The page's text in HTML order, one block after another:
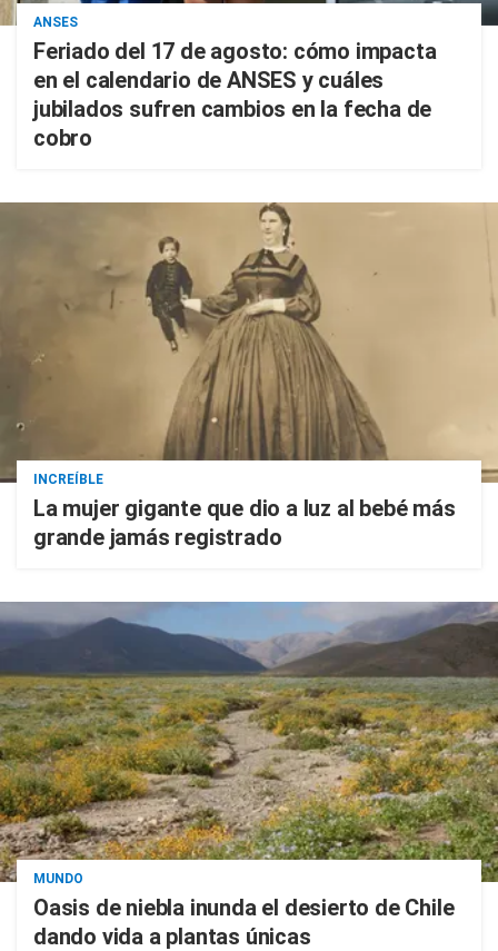
ANSES
Feriado del 17 de agosto: cómo impacta
en el calendario de ANSES y cuáles
jubilados sufren cambios en la fecha de
cobro
INCREÍBLE
La mujer gigante que dio a luz al bebé más
grande jamás registrado
MUNDO
Oasis de niebla inunda el desierto de Chile
dando vida a plantas únicas